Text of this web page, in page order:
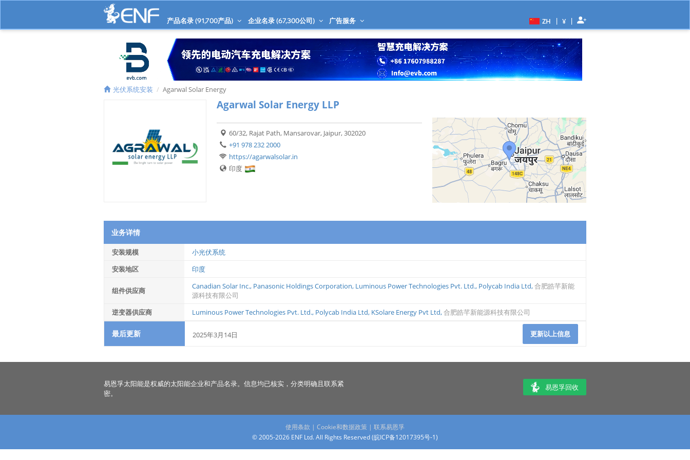
产品名录 (91,700产品) 企业名录 (67,300公司) 广告服务 ZH | ¥ |
光伏系统安装 Agarwal Solar Energy
Agarwal Solar Energy LLP
60/32, Rajat Path, Mansarovar, Jaipur, 302020
+91 978 232 2000
https://agarwalsolar.in
印度
业务详情
安装规模
小光伏系统
安装地区
印度
组件供应商 Canadian Solar Inc., Panasonic Holdings Corporation, Luminous Power Technologies Pvt. Ltd., Polycab India Ltd,合肥皓芊新能
源科技有限公司
逆变器供应商
Luminous Power Technologies Pvt. Ltd., Polycab India Ltd, KSolare Energy Pvt Ltd,合肥皓芊新能源科技有限公司
最后更新 2025年3月14日 更新以上信息
易恩孚太阳能是权威的太阳能企业和产品名录。信息均已核实，分类明确且联系紧
密。
易恩孚回收
使用条款 | Cookie和数据政策 | 联系易恩孚
© 2005-2026 ENF Ltd. All Rights Reserved (皖ICP备12017395号-1)